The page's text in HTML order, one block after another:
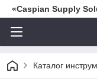
«Caspian Supply
Каталог